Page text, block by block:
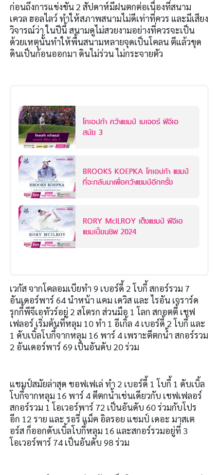
ก่อนถึงการแข่งขัน 2 สัปดาห์มีฝนตกต่อเนื่องที่สนาม
เควล ฮอลไลว์ ทำให้สภาพสนามไม่ดีเท่าที่ควร และมีเสียง
วิจารณ์ว่า ในปีนี้ สนามดูไม่สวยงามอย่างที่ควรจะเป็น
ด้วยเหตุนั้นทำให้พื้นสนามหลายจุดเป็นโคลน ตีแล้วขุด
ดินเป็นก้อนออกมา ดินไม่ร่วน ไม่กระจายตัว
โคเอปก้า คว้าแชมป์ เมเจอร์ พีจีเอ
สมัย 3
BROOKS KOEPKA โคเอปก้า แชมป์
ที่จะกลับมาเพื่อคว้าแชมป์อีกครั้ง
RORY McILROY เต็งแชมป์ พีจีเอ
แชมเปี้ยนชิพ 2024
เวกัส จากโคลอมเบียทำ 9 เบอร์ดี้ 2 โบกี้ สกอร์รวม 7
อันเดอร์พาร์ 64 นำหน้า แคม เดวิส และ ไรอัน เจราร์ด
รุกกี้พีจีเอทัวร์อยู่ 2 สโตรก ส่วนมือ 1 โลก สกอตตี้ เชฟ
เฟลอร์ เริ่มต้นที่หลุม 10 ทำ 1 อีเกิ้ล 4 เบอร์ดี้ 2 โบกี้ และ
1 ดับเบิ้ลโบกี้จากหลุม 16 พาร์ 4 เพราะตีตกน้ำ สกอร์รวม
2 อันเดอร์พาร์ 69 เป็นอันดับ 20ร่วม
แชมป์สมัยล่าสุด ชอฟเฟเล่ ทำ 2 เบอร์ดี้ 1โบกี้ 1 ดับเบิ้ล
โบกี้จากหลุม 16 พาร์ 4 ตีตกน้ำเช่นเดียวกับ เชฟเฟลอร์
สกอร์รวม 1โอเวอร์พาร์ 72 เป็นอันดับ 60ร่วมกับโปร
อีก 12 ราย และ รอรี่ แม็ค อิลรอย แชมป์ เดอะ มาสเต
อร์ส ก็ออกดับเบิ้ลโบกี้หลุม 16 และสกอร์รวมอยู่ที่ 3
โอเวอร์พาร์ 74 เป็นอันดับ 98ร่วม